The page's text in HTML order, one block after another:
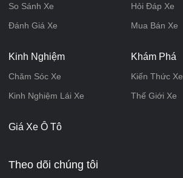
So Sánh Xe
Đánh Giá Xe
Hỏi Đáp Xe
Mua Bán Xe
Kinh Nghiệm
Chăm Sóc Xe
Kinh Nghiệm Lái Xe
Khám Phá
Kiến Thức Xe
Thế Giới Xe
Giá Xe Ô Tô
Theo dõi chúng tôi